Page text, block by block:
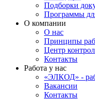
Подборки
Программы
О компании
О нас
Принципы
Центр
Контакты
Работа у нас
«ЭЛКОД» -
Вакансии
Контакты